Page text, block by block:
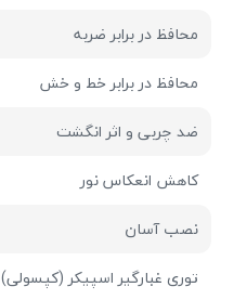
محافظ در برابر ضربه
محافظ در برابر خط و خش
ضد چربی و اثر انگشت
کاهش انعکاس نور
نصب آسان
توری غبارگیر اسپیکر (کپسولی)